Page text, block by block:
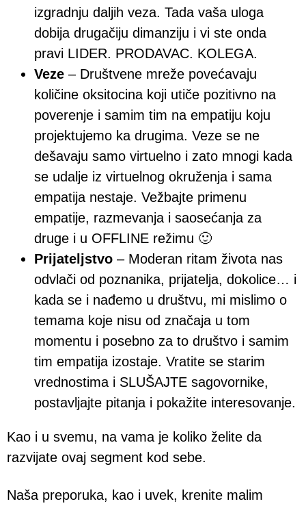
izgradnju daljih veza. Tada vaša uloga
dobija drugačiju dimanziju i vi ste onda
pravi LIDER. PRODAVAC. KOLEGA.
Veze – Društvene mreže povećavaju
količine oksitocina koji utiče pozitivno na
poverenje i samim tim na empatiju koju
projektujemo ka drugima. Veze se ne
dešavaju samo virtuelno i zato mnogi kada
se udalje iz virtuelnog okruženja i sama
empatija nestaje. Vežbajte primenu
empatije, razmevanja i saosećanja za
druge i u OFFLINE režimu 🙂
Prijateljstvo – Moderan ritam života nas
odvlači od poznanika, prijatelja, dokolice… i
kada se i nađemo u društvu, mi mislimo o
temama koje nisu od značaja u tom
momentu i posebno za to društvo i samim
tim empatija izostaje. Vratite se starim
vrednostima i SLUŠAJTE sagovornike,
postavljajte pitanja i pokažite interesovanje.
Kao i u svemu, na vama je koliko želite da
razvijate ovaj segment kod sebe.
Naša preporuka, kao i uvek, krenite malim